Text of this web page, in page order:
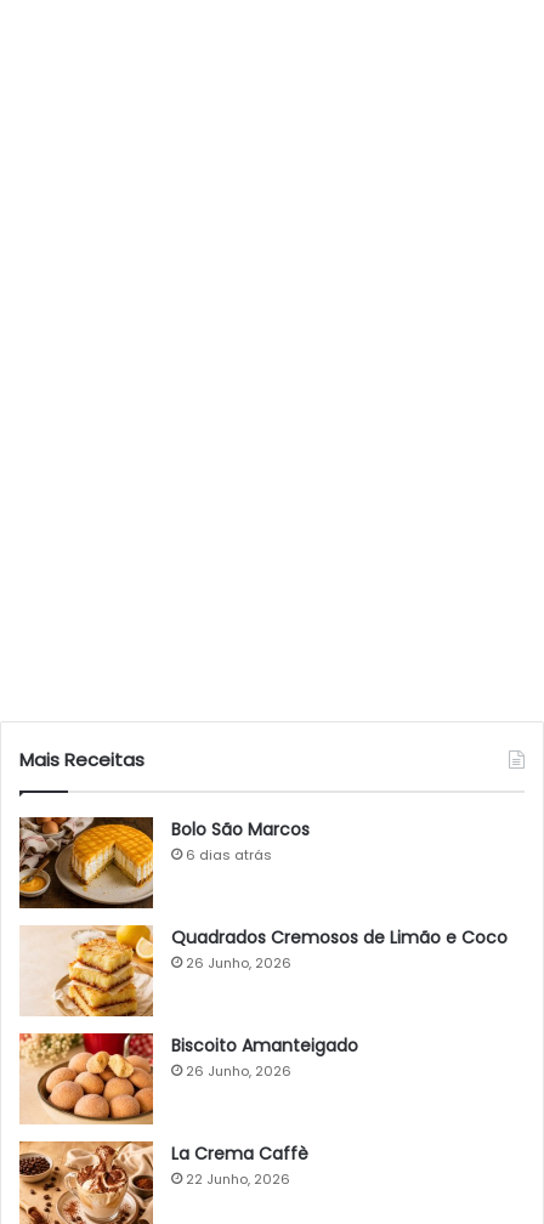
Mais Receitas
Bolo São Marcos
6 dias atrás
Quadrados Cremosos de Limão e Coco
26 Junho, 2026
Biscoito Amanteigado
26 Junho, 2026
La Crema Caffè
22 Junho, 2026